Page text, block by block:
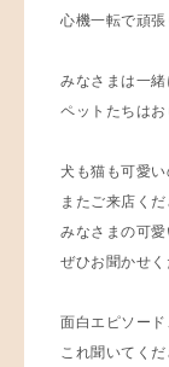
心機一転で頑張
みなさまは一
ペットたちはお
犬も猫も可愛い
またご来店く
みなさまの可
ぜひお聞かせく
面白エピソー
これ聞いてく